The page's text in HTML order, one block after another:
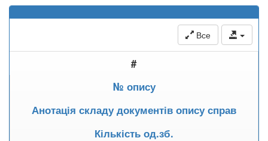
Все
#
№ опису
Анотація складу документів опису справ
Кількість од.зб.